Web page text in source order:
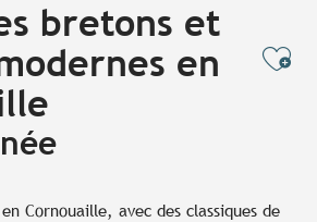
bretons et
en
Cornouaille, avec des classiques de